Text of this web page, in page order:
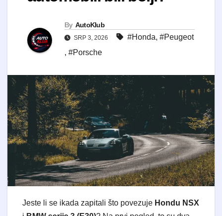
By AutoKlub
SRP 3, 2026 #Honda, #Peugeot
, #Porsche
Jeste li se ikada zapitali što povezuje Hondu NSX